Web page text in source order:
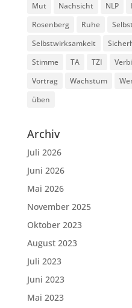
Mut
Nachsicht NLP
Rosenberg
Ruhe
Selbstwirksamkeit
Stimme
TA TZI
Vortrag
Wachstum
üben
Archiv
Juli 2026
Juni 2026
Mai 2026
November 2025
Oktober 2023
August 2023
Juli 2023
Juni 2023
Mai 2023